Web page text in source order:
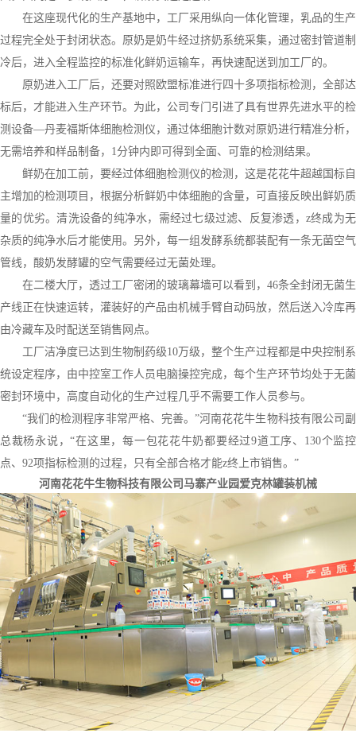
在这座现代化的生产基地中，工厂采用纵向一体化管理，乳品的生产
过程完全处于封闭状态。原奶是奶牛经过挤奶系统采集，通过密封管道制
冷后，进入全程监控的标准化鲜奶运输车，再快速配送到加工厂的。
原奶进入工厂后，还要对照欧盟标准进行四十多项指标检测，全部达
标后，才能进入生产环节。为此，公司专门引进了具有世界先进水平的检
测设备—丹麦福斯体细胞检测仪，通过体细胞计数对原奶进行精准分析，
无需培养和样品制备，1分钟内即可得到全面、可靠的检测结果。
鲜奶在加工前，要经过体细胞检测仪的检测，这是花花牛超越国标自
主增加的检测项目，根据分析鲜奶中体细胞的含量，可直接反映出鲜奶质
量的优劣。清洗设备的纯净水，需经过七级过滤、反复渗透，z终成为无
杂质的纯净水后才能使用。另外，每一组发酵系统都装配有一条无菌空气
管线，酸奶发酵罐的空气需要经过无菌处理。
在二楼大厅，透过工厂密闭的玻璃幕墙可以看到，46条全封闭无菌生
产线正在快速运转，灌装好的产品由机械手臂自动码放，然后送入冷库再
由冷藏车及时配送至销售网点。
工厂洁净度已达到生物制药级10万级，整个生产过程都是中央控制系
统设定程序，由中控室工作人员电脑操控完成，每个生产环节均处于无菌
密封环境中，高度自动化的生产过程几乎不需要工作人员参与。
“我们的检测程序非常严格、完善。”河南花花牛生物科技有限公司副
总裁杨永说，“在这里，每一包花花牛奶都要经过9道工序、130个监控
点、92项指标检测的过程，只有全部合格才能z终上市销售。”
河南花花牛生物科技有限公司马寨产业园爱克林罐装机械